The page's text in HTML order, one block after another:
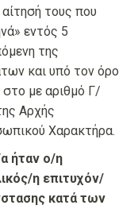
τους που
εντός 5
της
και υπό τον όρο
με αριθμό Γ/
Αρχής
Χαρακτήρα.
ήταν ο/η
η επιτυχόν/
κατά των